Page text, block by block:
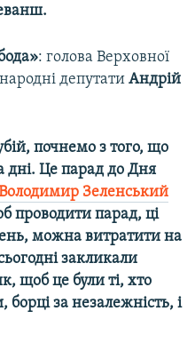
: голова Верховної
депутати Андрій
почнемо з того, що
дні. Це парад до Дня
Зеленський
проводити парад, ці
можна витратити на
закликали
щоб це були ті, хто
за незалежність, і